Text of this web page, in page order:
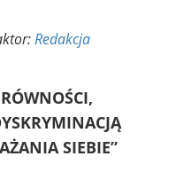
Redakcja
SIEBIE”